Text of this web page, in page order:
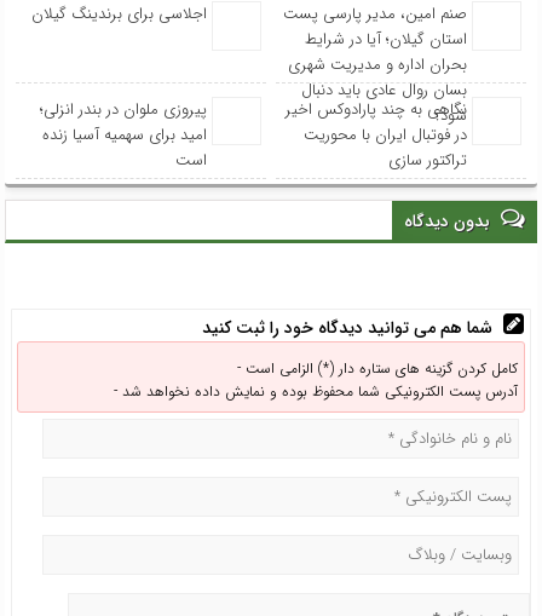
صنم امین، مدیر پارسی پست
استان گیلان؛ آیا در شرایط
بحران اداره و مدیریت شهری
بسان روال عادی باید دنبال
شود؟
اجلاسی برای برندینگ گیلان
نگاهی به چند پارادوکس اخیر
در فوتبال ایران با محوریت
تراکتور سازی
پیروزی ملوان در بندر انزلی؛
امید برای سهمیه آسیا زنده
است
بدون دیدگاه
شما هم می توانید دیدگاه خود را ثبت کنید
کامل کردن گزینه های ستاره دار (*) الزامی است -
آدرس پست الکترونیکی شما محفوظ بوده و نمایش داده نخواهد شد -